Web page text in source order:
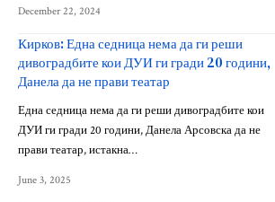
December 22, 2024
Кирков: Една седница нема да ги реши
дивоградбите кои ДУИ ги гради 20 години,
Данела да не прави театар
Една седница нема да ги реши дивоградбите кои
ДУИ ги гради 20 години, Данела Арсовска да не
прави театар, истакна…
June 3, 2025